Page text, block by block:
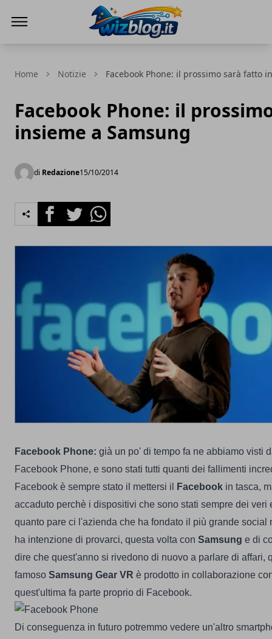
Home Notizie Facebook Phone: il prossimo sarà fatto
Facebook Phone: il
insieme a Samsung
di Redazione15/10/2014
FacebookTwitterWhatsapp
Facebook Phone: già un po' di tempo fa ne abbiamo visti
Facebook Phone, e sono stati tutti quanti dei fallimenti
Facebook è sempre stato il mettersi il
Facebook in tasca,
accaduto perchè i dispositivi che sono stati sempre dei veri
quanto pare ci l'azienda che ha fondato il più grande social
ha intenzione di provarci, questa volta con Samsung e di
dire che quest'anno si rivedono di nuovo a parlare di affari,
famoso Samsung Gear VR è prodotto in collaborazione
quest'ultima fa parte proprio di Facebook.
Di conseguenza in futuro potremmo vedere un'altro